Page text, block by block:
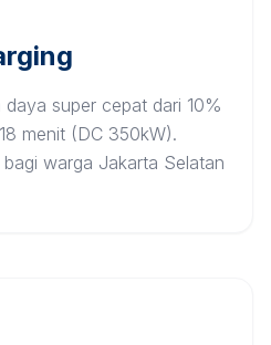
daya super cepat dari 10%
menit (DC 350kW).
warga Jakarta Selatan